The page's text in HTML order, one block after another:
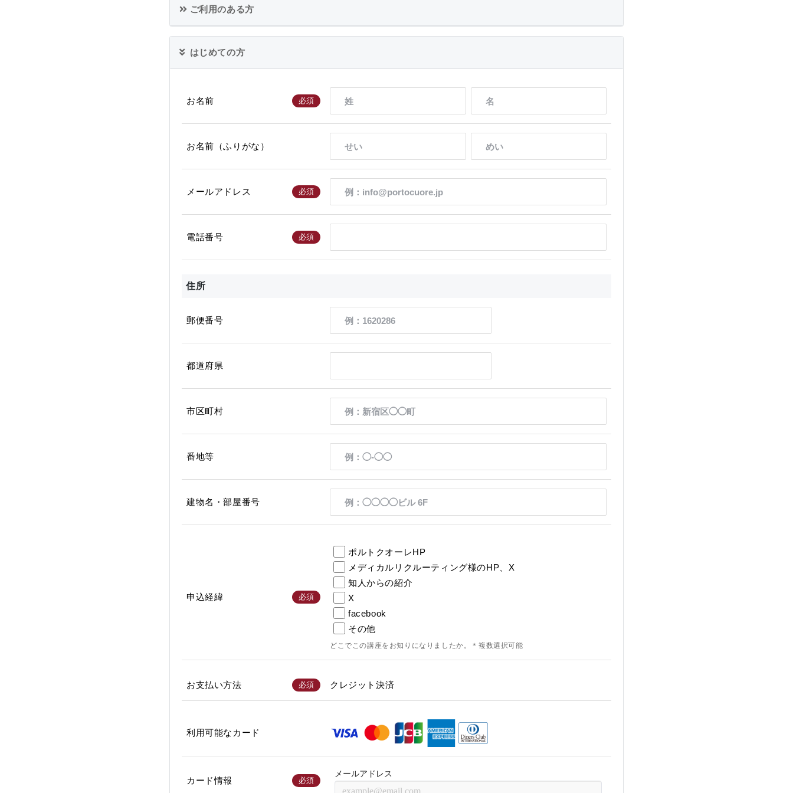
ご利用のある方
はじめての方
お名前 必須
お名前（ふりがな）
メールアドレス 必須
電話番号 必須
住所
郵便番号
都道府県
市区町村
番地等
建物名・部屋番号
申込経緯 必須
ポルトクオーレHP
メディカルリクルーティング様のHP、X
知人からの紹介
X
facebook
その他
どこでこの講座をお知りになりましたか。＊複数選択可能
お支払い方法 必須 クレジット決済
利用可能なカード
カード情報 必須